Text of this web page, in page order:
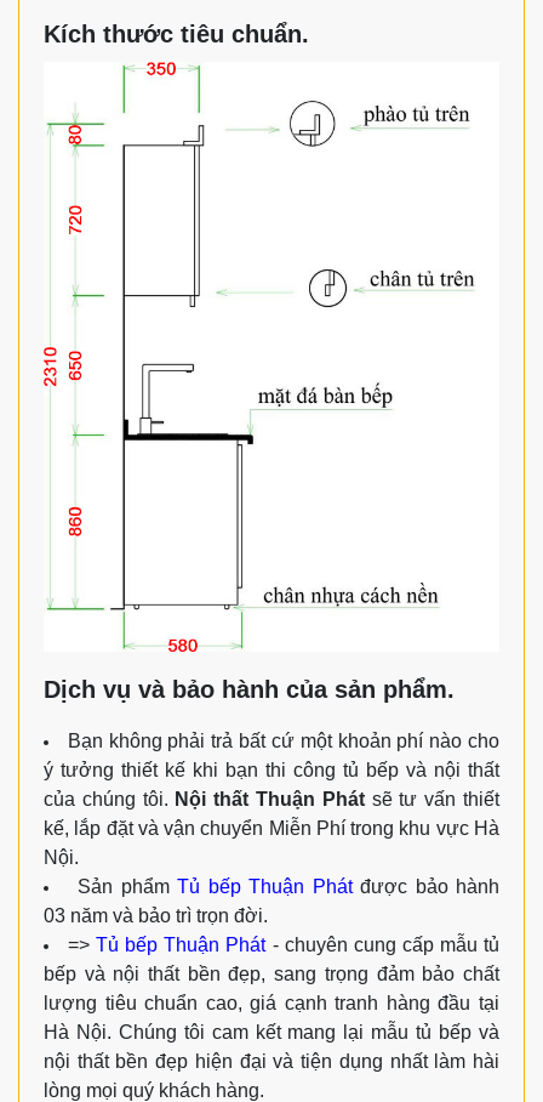
Kích thước tiêu chuẩn.
Dịch vụ và bảo hành của sản phẩm.
Bạn không phải trả bất cứ một khoản phí nào cho
ý tưởng thiết kế khi bạn thi công tủ bếp và nội thất
của chúng tôi. Nội thất Thuận Phátsẽ tư vấn thiết
kế, lắp đặt và vận chuyển Miễn Phí trong khu vực Hà
Nội.
Sản phẩm Tủ bếp Thuận Phátđược bảo hành
03 năm và bảo trì trọn đời.
=>Tủ bếp Thuận Phát- chuyên cung cấp mẫu tủ
bếp và nội thất bền đẹp, sang trọng đảm bảo chất
lượng tiêu chuẩn cao, giá cạnh tranh hàng đầu tại
Hà Nội. Chúng tôi cam kết mang lại mẫu tủ bếp và
nội thất bền đẹp hiện đại và tiện dụng nhất làm hài
lòng mọi quý khách hàng.